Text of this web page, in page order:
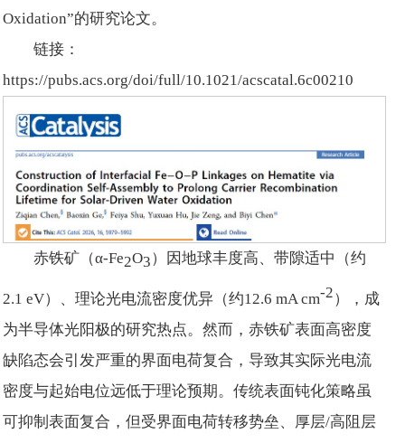
Oxidation”的研究论文。
链接：
https://pubs.acs.org/doi/full/10.1021/acscatal.6c00210
赤铁矿（α-Fe2O3）因地球丰度高、带隙适中（约
2.1 eV）、理论光电流密度优异（约12.6 mA cm-2），成
为半导体光阳极的研究热点。然而，赤铁矿表面高密度
缺陷态会引发严重的界面电荷复合，导致其实际光电流
密度与起始电位远低于理论预期。传统表面钝化策略虽
可抑制表面复合，但受界面电荷转移势垒、厚层/高阻层